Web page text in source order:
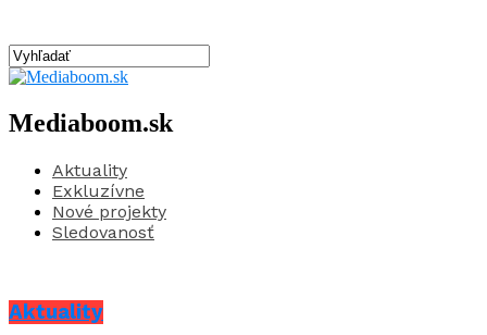
Mediaboom.sk
Aktuality
Exkluzívne
Nové projekty
Sledovanosť
Aktuality